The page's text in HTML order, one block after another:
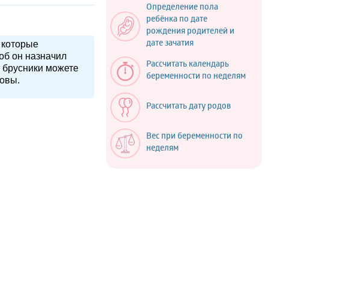
он назначил
можете
Определение пола
ребёнка по дате
рождения родителей и
дате зачатия
Рассчитать календарь
беременности по неделям
Рассчитать дату родов
Вес при беременности по
неделям